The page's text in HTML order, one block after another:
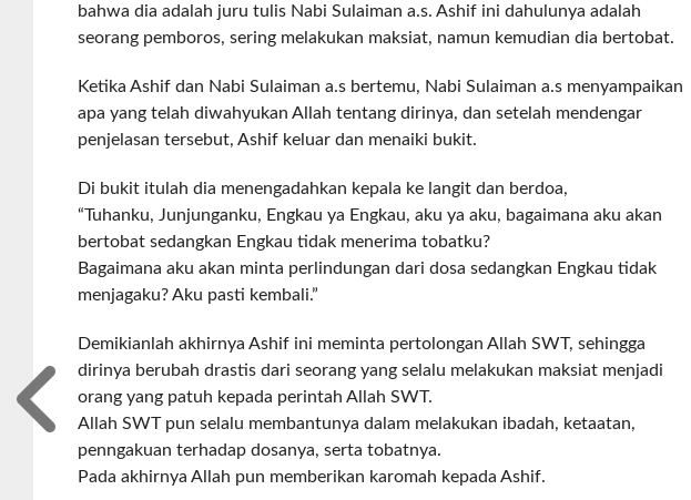
bahwa dia adalah juru tulis Nabi Sulaiman a.s. Ashif ini dahulunya adalah
seorang pemboros, sering melakukan maksiat, namun kemudian dia bertobat.
Ketika Ashif dan Nabi Sulaiman a.s bertemu, Nabi Sulaiman a.s menyampaikan
apa yang telah diwahyukan Allah tentang dirinya, dan setelah mendengar
penjelasan tersebut, Ashif keluar dan menaiki bukit.
Di bukit itulah dia menengadahkan kepala ke langit dan berdoa,
“Tuhanku, Junjunganku, Engkau ya Engkau, aku ya aku, bagaimana aku akan
bertobat sedangkan Engkau tidak menerima tobatku?
Bagaimana aku akan minta perlindungan dari dosa sedangkan Engkau tidak
menjagaku? Aku pasti kembali.”
Demikianlah akhirnya Ashif ini meminta pertolongan Allah SWT, sehingga
dirinya berubah drastis dari seorang yang selalu melakukan maksiat menjadi
orang yang patuh kepada perintah Allah SWT.
Allah SWT pun selalu membantunya dalam melakukan ibadah, ketaatan,
penngakuan terhadap dosanya, serta tobatnya.
Pada akhirnya Allah pun memberikan karomah kepada Ashif.